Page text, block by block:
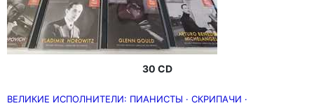
30 CD
ВЕЛИКИЕ ИСПОЛНИТЕЛИ: ПИАНИСТЫ · СКРИПАЧИ ·